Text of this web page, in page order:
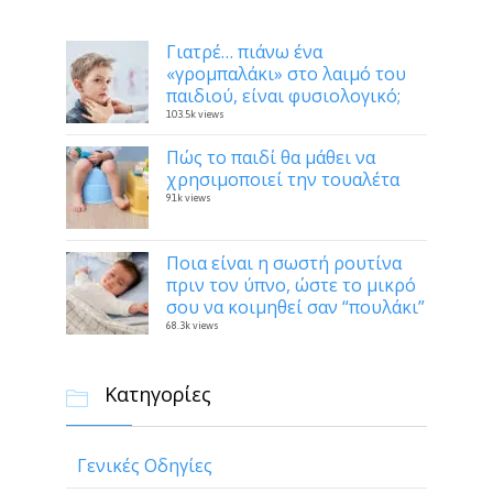
Γιατρέ… πιάνω ένα
«γρομπαλάκι» στο λαιμό του
παιδιού, είναι φυσιολογικό;
103.5k views
Πώς το παιδί θα μάθει να
χρησιμοποιεί την τουαλέτα
91k views
Ποια είναι η σωστή ρουτίνα
πριν τον ύπνο, ώστε το μικρό
σου να κοιμηθεί σαν “πουλάκι”
68.3k views
 Κατηγορίες
Γενικές Οδηγίες